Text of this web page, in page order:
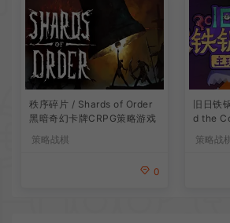
秩序碎片 / Shards of Order
黑暗奇幻卡牌CRPG策略游戏
策略战棋
0
旧日铁
d the
策略战